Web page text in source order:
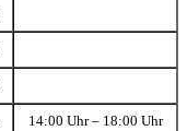
14:00 Uhr – 18:00 Uhr